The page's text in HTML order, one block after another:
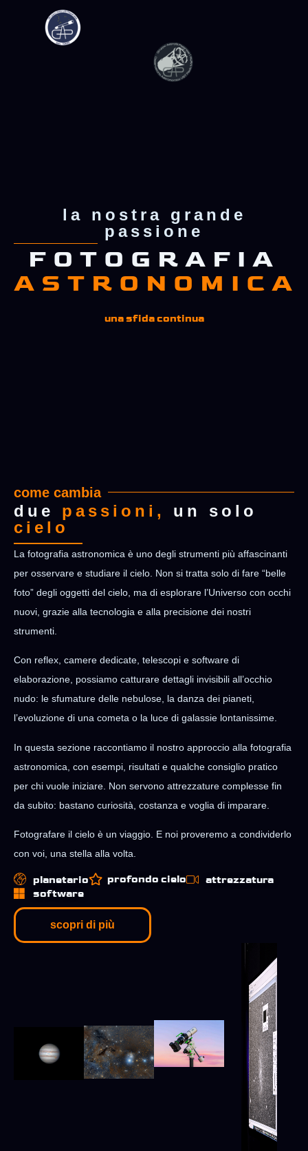
la nostra grande
passione
FOTOGRAFIA
ASTRONOMICA
una sfida continua
come cambia
due passioni,
un solo
cielo
La fotografia astronomica è uno degli strumenti più affascinanti
per osservare e studiare il cielo. Non si tratta solo di fare “belle
foto” degli oggetti del cielo, ma di esplorare l’Universo con occhi
nuovi, grazie alla tecnologia e alla precisione dei nostri
strumenti.
Con reflex, camere dedicate, telescopi e software di
elaborazione, possiamo catturare dettagli invisibili all’occhio
nudo: le sfumature delle nebulose, la danza dei pianeti,
l’evoluzione di una cometa o la luce di galassie lontanissime.
In questa sezione raccontiamo il nostro approccio alla fotografia
astronomica, con esempi, risultati e qualche consiglio pratico
per chi vuole iniziare. Non servono attrezzature complesse fin
da subito: bastano curiosità, costanza e voglia di imparare.
Fotografare il cielo è un viaggio. E noi proveremo a condividerlo
con voi, una stella alla volta.
planetario profondo cielo
attrezzatura
software
scopri di più